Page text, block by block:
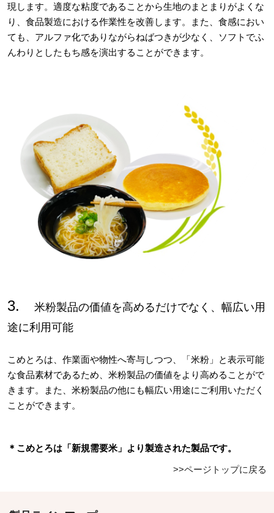
現します。適度な粘度であることから生地のまとまりがよくな
り、食品製造における作業性を改善します。また、食感におい
ても、アルファ化でありながらねばつきが少なく、ソフトでふ
んわりとしたもち感を演出することができます。
3.
米粉製品の価値を高めるだけでなく、幅広い用
途に利用可能
こめとろは、作業面や物性へ寄与しつつ、「米粉」と表示可能
な食品素材であるため、米粉製品の価値をより高めることがで
きます。また、米粉製品の他にも幅広い用途にご利用いただく
ことができます。
＊こめとろは「新規需要米」より製造された製品です。
>>ページトップに戻る